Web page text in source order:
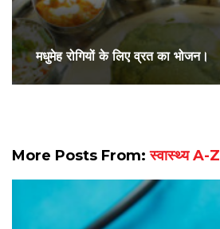
मधुमेह रोगियों के लिए व्रत का भोजन।
More Posts From:स्वास्थ्य A-Z